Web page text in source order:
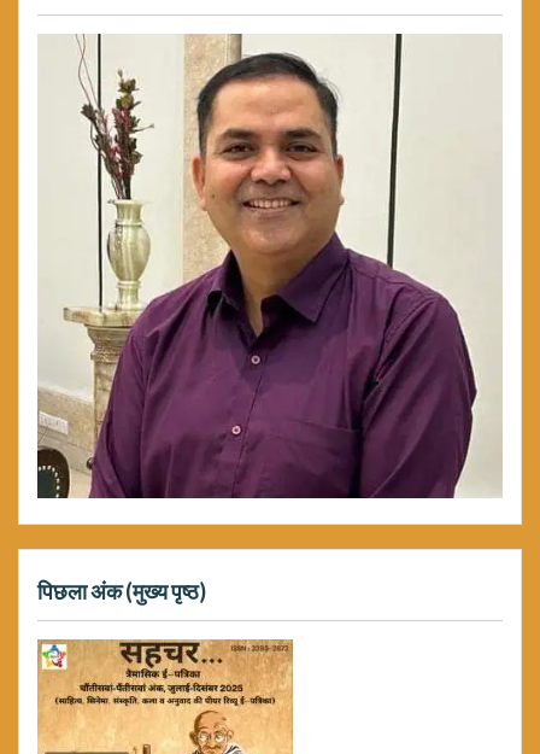
पिछला अंक (मुख्य पृष्ठ)